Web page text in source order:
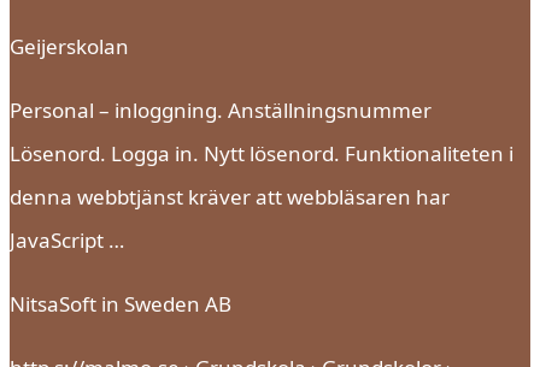
Geijerskolan
Personal – inloggning. Anställningsnummer
Lösenord. Logga in. Nytt lösenord. Funktionaliteten i
denna webbtjänst kräver att webbläsaren har
JavaScript …
NitsaSoft in Sweden AB